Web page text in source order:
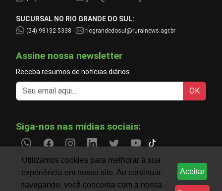
SUCURSAL NO RIO GRANDE DO SUL:
(54) 98132-5338 - riograndedosul@ruralnews.agr.br
Assine nossa newsletter
Receba resumos de notícias diários
OK
Siga-nos nas mídias sociais:
Utilizamos cookies para melhorar a sua
experiência em nosso site. Ao continuar
navegando, você concorda com a nossa
Aceitar
CLIMA Informações do agronegócio temporariamente